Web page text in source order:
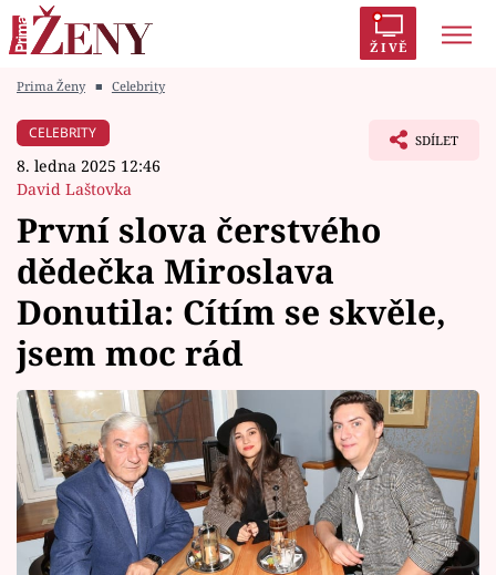
ŽIVĚ
Módní alarm
Témata
Celebrity
Vztahy
Seriály
Horoskopy
Sledujte prima+
Prima Ženy ■ Celebrity
CELEBRITY
8. ledna 2025 12:46
David Laštovka
SDÍLET
První slova čerstvého
dědečka Miroslava
Donutila: Cítím se skvěle,
jsem moc rád